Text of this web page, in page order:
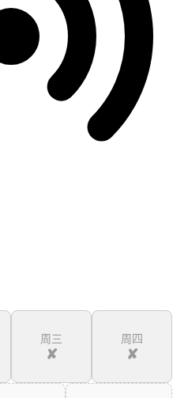
周三
✘
周四
✘